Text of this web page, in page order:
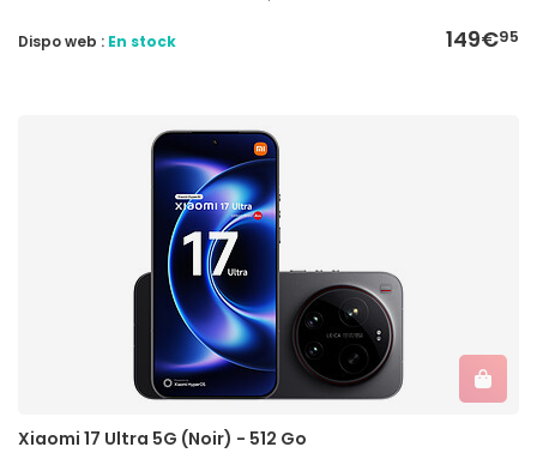
149€95
Dispo web : En stock
Xiaomi 17 Ultra 5G (Noir) - 512 Go